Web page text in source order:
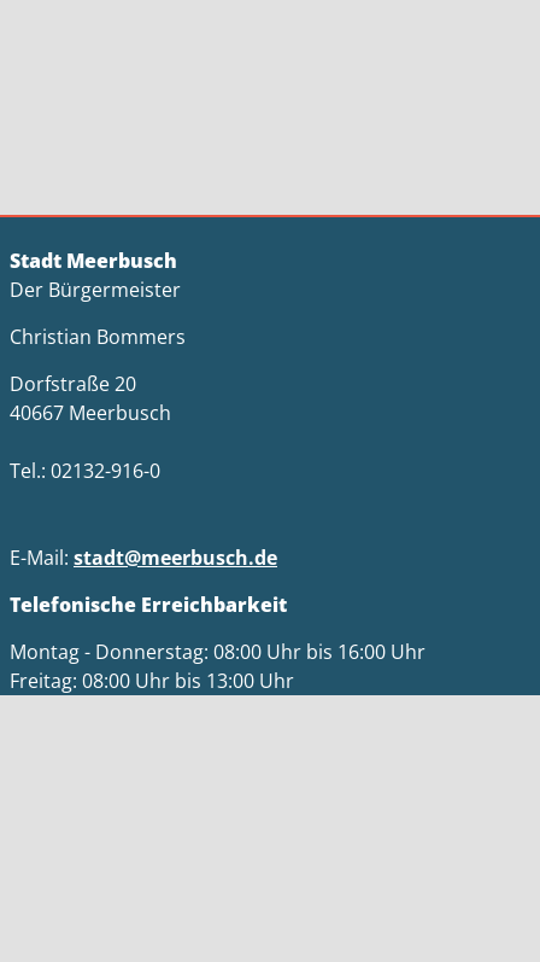
Stadt Meerbusch
Der Bürgermeister
Christian Bommers
Dorfstraße 20
40667 Meerbusch
Tel.: 02132-916-0
E-Mail: stadt@meerbusch.de
Telefonische Erreichbarkeit
Montag - Donnerstag: 08:00 Uhr bis 16:00 Uhr
Freitag: 08:00 Uhr bis 13:00 Uhr